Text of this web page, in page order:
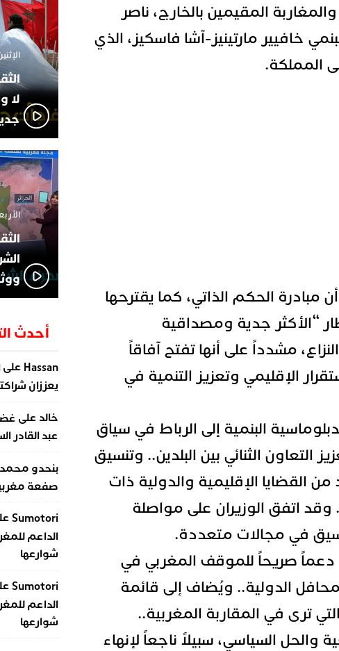
المقيمين بالخارج، ناصر
خافيير مارتينيز-آشا فاسكيز، الذي
المملكة.
مبادرة الحكم الذاتي، كما يقترحها
“الأكثر جدية ومصداقية
مشدداً على أنها تفتح آفاقاً
الإقليمي وتعزيز التنمية في
البنمية إلى الرباط في سياق
التعاون الثنائي بين البلدين.. وتنسيق
القضايا الإقليمية والدولية ذات
وقد اتفق الوزيران على مواصلة
في مجالات متعددة.
دعماً صريحاً للموقف المغربي في
الدولية.. ويُضاف إلى قائمة
ترى في المقاربة المغربية..
والحل السياسي، سبيلاً ناجعاً لإنهاء
الإثنين 18 نوفمبر
لا
الأربعاء 13
أحدث
Hassan على
يعززان
خالد على
عبد القادر
بنحدو محمد
صفعة
Sumotori
الداعم
شوارعها
Sumotori
الداعم
شوارعها